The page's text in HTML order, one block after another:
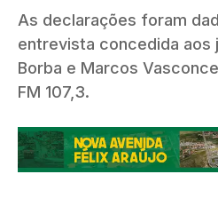
As declarações foram
entrevista concedida aos
Borba e Marcos
FM 107,3.